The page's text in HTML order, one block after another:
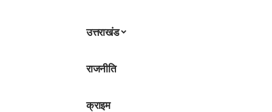
उत्तराखंड
राजनीति
क्राइम